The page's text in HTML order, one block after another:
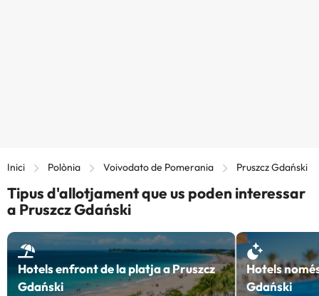
Inici Polònia Voivodato de Pomerania Pruszcz Gdański
Tipus d'allotjament que us poden interessar
a Pruszcz Gdański
Hotels enfront de la platja a Pruszcz
Gdański
Hotels
Gdański